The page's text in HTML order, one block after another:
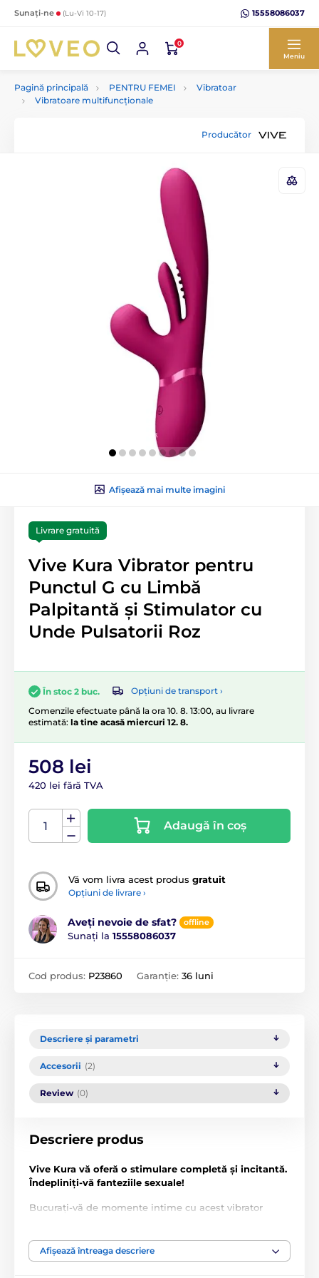
Sunați-ne (Lu-Vi 10-17) 15558086037
0
Meniu
Pagină principală PENTRU FEMEI
Vibratoar
Vibratoare multifuncționale
Producător
Afișează mai multe imagini
Livrare gratuită
Vive Kura Vibrator pentru
Punctul G cu Limbă
Palpitantă și Stimulator cu
Unde Pulsatorii Roz
În stoc 2 buc.
Opțiuni de transport ›
Comenzile efectuate până la ora 10. 8. 13:00, au livrare
estimată: la tine acasă miercuri 12. 8.
508 lei
420 lei fără TVA
Adaugă în coș
Vă vom livra acest produs gratuit
Opțiuni de livrare ›
Aveți nevoie de sfat? offline
Sunați la 15558086037
Cod produs: P23860 Garanție: 36 luni
Descriere și parametri
Accesorii (2)
Review (0)
Descriere produs
Vive Kura vă oferă o stimulare completă și incitantă.
Îndepliniți-vă fanteziile sexuale!
Bucurați-vă de momente intime cu acest vibrator
independent.
Afișează întreaga descriere